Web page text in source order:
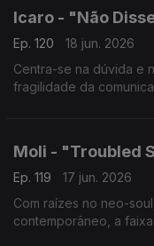
Icaro - "Não
Ep. 120
18 jun. 2026
Centra-se na dúvida e
fragilidade da
Moli - "Troubled
Ep. 119
17 jun. 2026
Com raízes no neo-
contemporâneo, a